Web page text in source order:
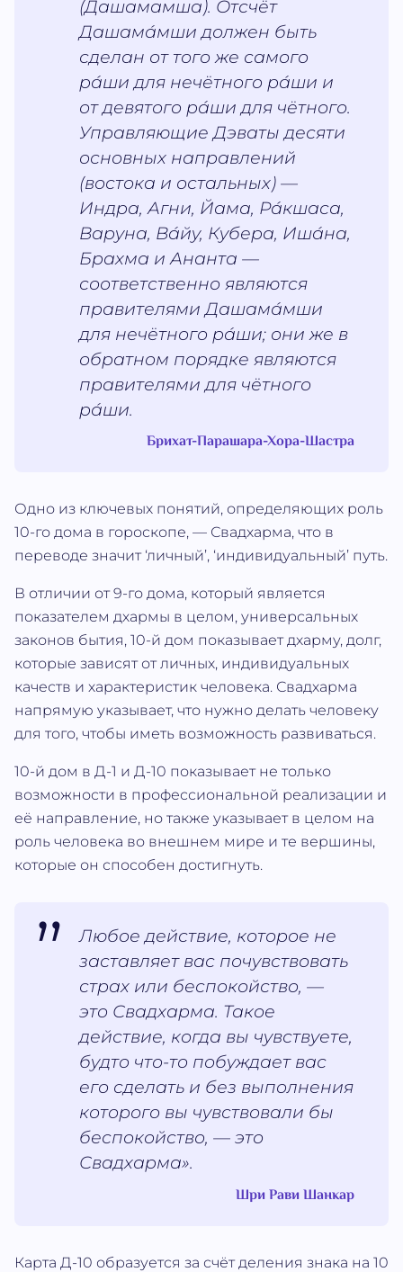
(Дашамамша). Отсчёт
Дашама́мши должен быть
сделан от того же самого
ра́ши для нечётного ра́ши и
от девятого ра́ши для чётного.
Управляющие Дэваты десяти
основных направлений
(востока и остальных) —
Индра, Агни, Йама, Ра́кшаса,
Варуна, Ва́йу, Кубера, Иша́на,
Брахма и Ананта —
соответственно являются
правителями Дашама́мши
для нечётного ра́ши; они же в
обратном порядке являются
правителями для чётного
ра́ши.
Брихат-Парашара-Хора-Шастра
Одно из ключевых понятий, определяющих роль
10-го дома в гороскопе, — Свадхарма, что в
переводе значит ‘личный’, ‘индивидуальный’ путь.
В отличии от 9-го дома, который является
показателем дхармы в целом, универсальных
законов бытия, 10-й дом показывает дхарму, долг,
которые зависят от личных, индивидуальных
качеств и характеристик человека. Свадхарма
напрямую указывает, что нужно делать человеку
для того, чтобы иметь возможность развиваться.
10-й дом в Д-1 и Д-10 показывает не только
возможности в профессиональной реализации и
её направление, но также указывает в целом на
роль человека во внешнем мире и те вершины,
которые он способен достигнуть.
Любое действие, которое не
заставляет вас почувствовать
страх или беспокойство, —
это Свадхарма. Такое
действие, когда вы чувствуете,
будто что-то побуждает вас
его сделать и без выполнения
которого вы чувствовали бы
беспокойство, — это
Свадхарма».
Шри Рави Шанкар
Карта Д-10 образуется за счёт деления знака на 10